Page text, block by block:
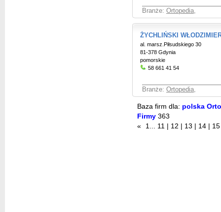
Branże: Ortopedia,
ŻYCHLIŃSKI
al. marsz.Piłsudskiego 30
81-378 Gdynia
pomorskie
58 661 41 54
Branże: Ortopedia,
Baza firm dla: polska
Firmy 363
«
1... 11 12 13 14 15